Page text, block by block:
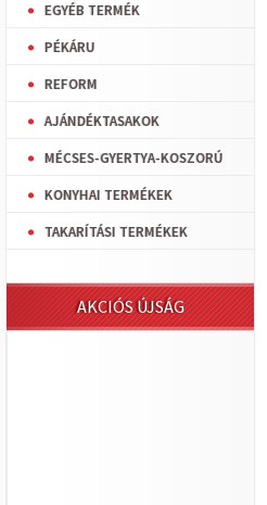
EGYÉB TERMÉK
PÉKÁRU
REFORM
AJÁNDÉKTASAKOK
MÉCSES-GYERTYA-KOSZORÚ
KONYHAI TERMÉKEK
TAKARÍTÁSI TERMÉKEK
AKCIÓS ÚJSÁG